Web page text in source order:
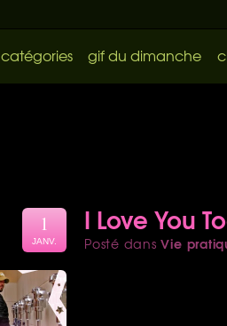
catégories gif du dimanche
I Love You
Posté dansVie
1
JANV.